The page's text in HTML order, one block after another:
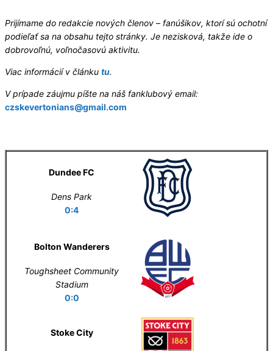
Prijímame do redakcie nových členov – fanúšikov, ktorí sú ochotní
podieľať sa na obsahu tejto stránky. Je nezisková, takže ide o
dobrovoľnú, voľnočasovú aktivitu.
Viac informácií v článku tu.
V prípade záujmu píšte na náš fanklubový email:
czskevertonians@gmail.com
Dundee FC
Dens Park
0:4
Bolton Wanderers
Toughsheet Community
Stadium
0:0
Stoke City